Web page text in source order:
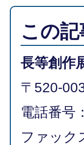
この
長等創作
〒520-
電話番号
ファック